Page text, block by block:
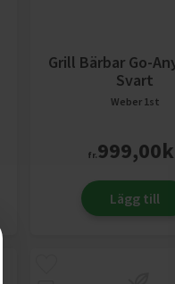
Grill Bärbar Go-
Svart
Weber 1st
fr.999,00
Lägg till